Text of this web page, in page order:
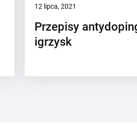
12 lipca, 2021
Przepisy
igrzysk